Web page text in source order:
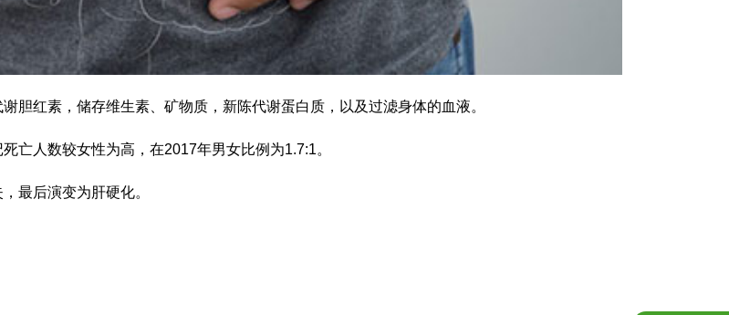
胆红素，储存维生素、矿物质，新陈代谢蛋白质，以及过滤身体的血液。
亡人数较女性为高，在2017年男女比例为1.7:1。
最后演变为肝硬化。